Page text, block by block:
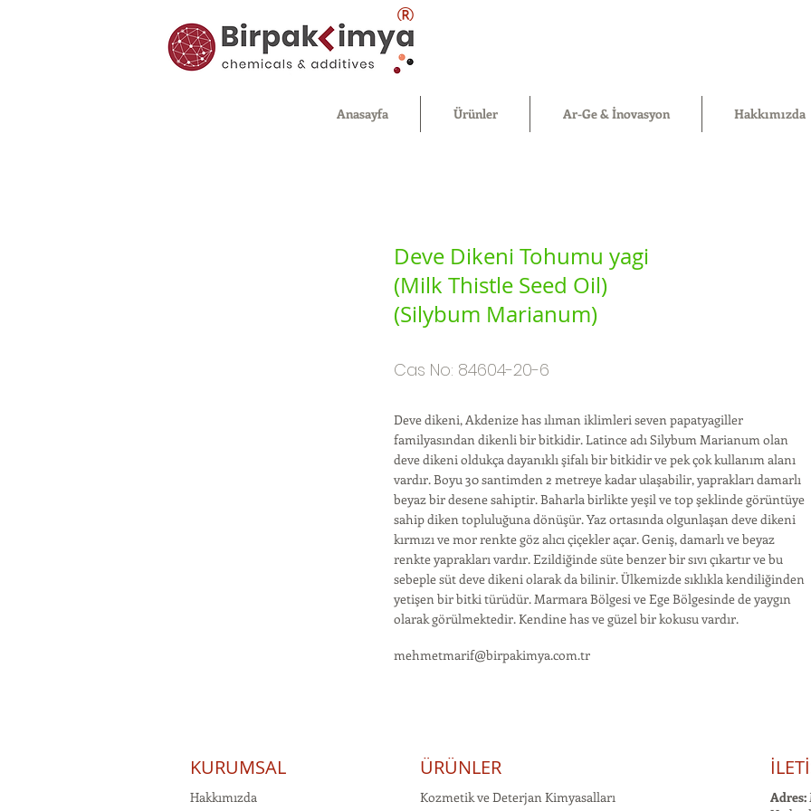
®
Anasayfa Ürünler Ar-Ge & İnovasyon Hakkımızda
Deve Dikeni Tohumu yagi
(Milk Thistle Seed Oil)
(Silybum Marianum)
Cas No: 84604-20-6
Deve dikeni, Akdenize has ılıman iklimleri seven papatyagiller
familyasından dikenli bir bitkidir. Latince adı Silybum Marianum olan
deve dikeni oldukça dayanıklı şifalı bir bitkidir ve pek çok kullanım alanı
vardır. Boyu 30 santimden 2 metreye kadar ulaşabilir, yaprakları damarlı
beyaz bir desene sahiptir. Baharla birlikte yeşil ve top şeklinde görüntüye
sahip diken topluluğuna dönüşür. Yaz ortasında olgunlaşan deve dikeni
kırmızı ve mor renkte göz alıcı çiçekler açar. Geniş, damarlı ve beyaz
renkte yaprakları vardır. Ezildiğinde süte benzer bir sıvı çıkartır ve bu
sebeple süt deve dikeni olarak da bilinir. Ülkemizde sıklıkla kendiliğinden
yetişen bir bitki türüdür. Marmara Bölgesi ve Ege Bölgesinde de yaygın
olarak görülmektedir. Kendine has ve güzel bir kokusu vardır.
mehmetmarif@birpakimya.com.tr
KURUMSAL
Hakkımızda
ÜRÜNLER
Kozmetik ve Deterjan Kimyasalları Adres: